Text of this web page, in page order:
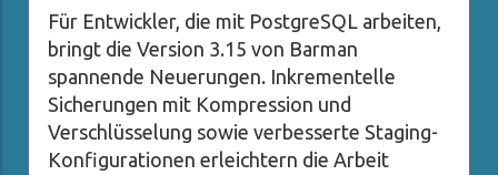
Für Entwickler, die mit PostgreSQL arbeiten,
bringt die Version 3.15 von Barman
spannende Neuerungen. Inkrementelle
Sicherungen mit Kompression und
Verschlüsselung sowie verbesserte Staging-
Konfigurationen erleichtern die Arbeit